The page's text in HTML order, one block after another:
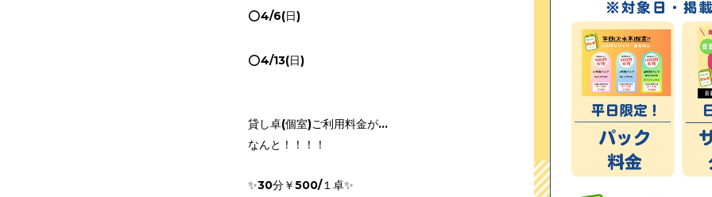
⭕️4/6(日)
⭕️4/13(日)
貸し卓(個室)ご利用料金が…
なんと！！！！
✨30分￥500/１卓✨